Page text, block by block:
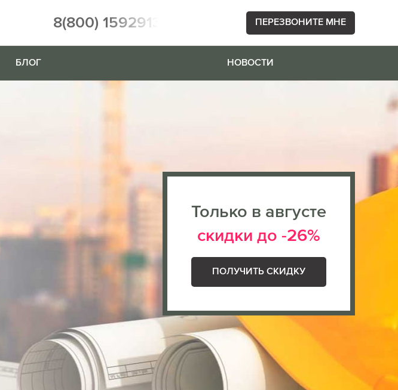
8(800) 1592913 ПЕРЕЗВОНИТЕ МНЕ
БЛОГ НОВОСТИ
Только в августе
скидки до -26%
ПОЛУЧИТЬ СКИДКУ